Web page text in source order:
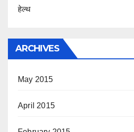
हेल्थ
ARCHIVES
May 2015
April 2015